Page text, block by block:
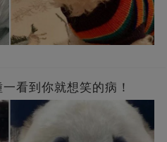
看到你就想笑的病！